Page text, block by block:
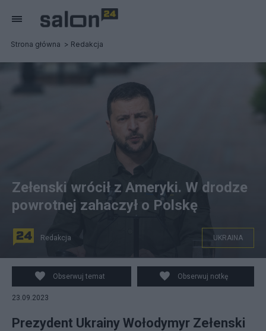
Strona główna Redakcja
na zdjęciu: Prezydent Ukrainy Wołodymyr Zełenski
podczas wspólnej konferencji z premier Danii Mette
Frederiksen w Kijowie, 6 bm. (vm/doro) PAP/Vladyslav
Musiienko
Zełenski wrócił z Ameryki. W drodze
powrotnej zahaczył o Polskę
Redakcja UKRAINA
Obserwuj temat Obserwuj notkę
23.09.2023
Prezydent Ukrainy Wołodymyr Zełenski